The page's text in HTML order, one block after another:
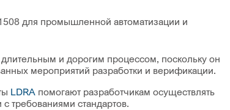
для промышленной автоматизации и
и дорогим процессом, поскольку он
мероприятий разработки и верификации.
LDRA помогают разработчикам осуществлять
требованиями стандартов.